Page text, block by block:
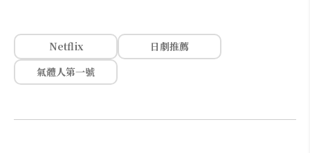
Netflix
日劇推薦
氣體人第一號